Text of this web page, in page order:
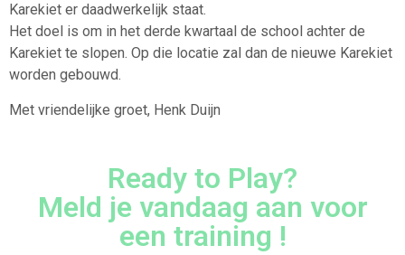
Karekiet er daadwerkelijk staat.
Het doel is om in het derde kwartaal de school achter de
Karekiet te slopen. Op die locatie zal dan de nieuwe Karekiet
worden gebouwd.
Met vriendelijke groet, Henk Duijn
Ready to Play?
Meld je vandaag aan voor
een training !